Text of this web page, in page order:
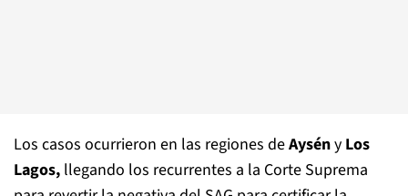
Los casos ocurrieron en las regiones deAysény Los
Lagos, llegando los recurrentes a la Corte Suprema